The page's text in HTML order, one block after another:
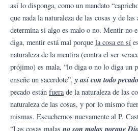
así lo disponga, como un mandato
que nada la naturaleza de las cosas y de las
determina si algo es malo o no. Mentir no
diga, mentir está mal porque la cosa en sí
naturaleza de la mentira (contra el ser
prójimo) es mala, “lo diga o no lo diga un
enseñe un sacerdote”, y así con todo pecado
pecado están fuerade la naturaleza de las
naturaleza de las cosas, y por lo mismo
mismas. Escuchemos nuevamente al P.
“Las cosas malas no son malas porque